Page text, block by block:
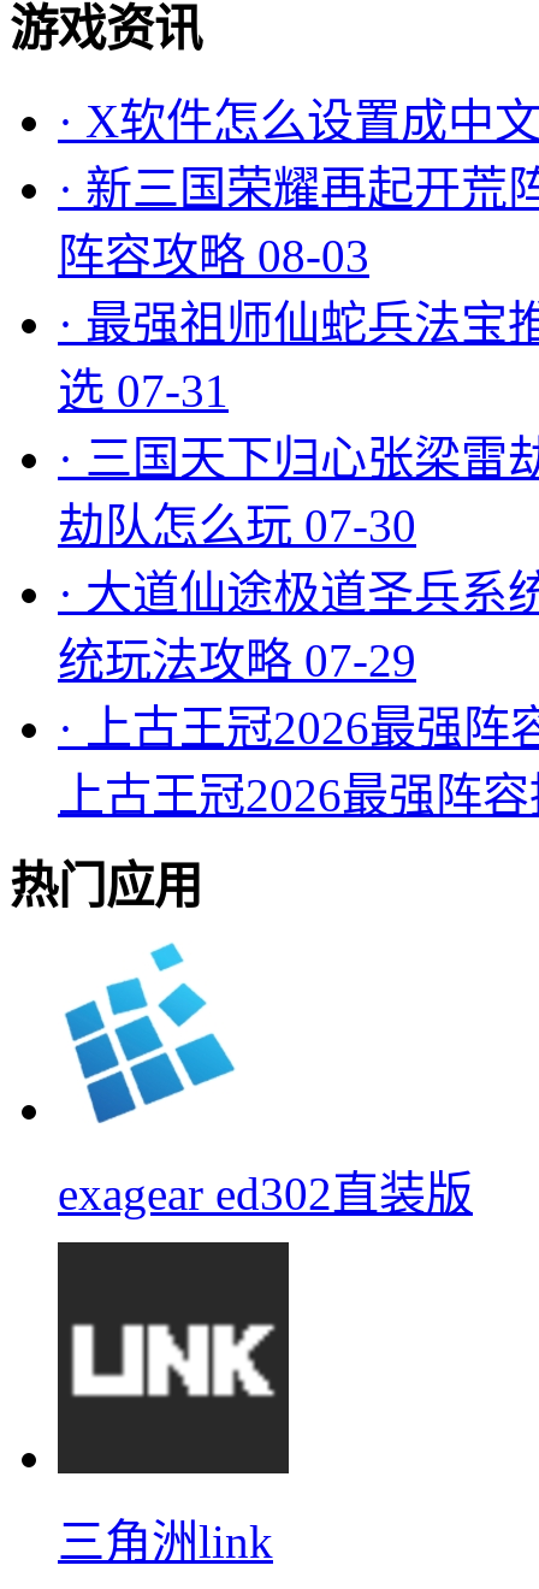
游戏资讯
· X软件怎么设置成中
· 新三国荣耀再起开荒
阵容攻略 08-03
· 最强祖师仙蛇兵法宝
选 07-31
· 三国天下归心张梁雷
劫队怎么玩 07-30
· 大道仙途极道圣兵系
统玩法攻略 07-29
·
上古王冠2026最强
上古王冠2026最强阵
热门应用
exagear ed302直装版
三角洲link